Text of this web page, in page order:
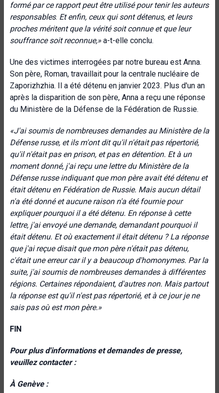
formé par ce rapport peut être utilisé pour tenir les auteurs
responsables. Et enfin, ceux qui sont détenus, et leurs
proches méritent que la vérité soit connue et que leur
souffrance soit reconnue,» a-t-elle conclu.
Une des victimes interrogées par notre bureau est Anna.
Son père, Roman, travaillait pour la centrale nucléaire de
Zaporizhzhia. Il a été détenu en janvier 2023. Plus d'un an
après la disparition de son père, Anna a reçu une réponse
du Ministère de la Défense de la Fédération de Russie.
«J'ai soumis de nombreuses demandes au Ministère de la
Défense russe, et ils m'ont dit qu'il n'était pas répertorié,
qu'il n'était pas en prison, et pas en détention. Et à un
moment donné, j'ai reçu une lettre du Ministère de la
Défense russe indiquant que mon père avait été détenu et
était détenu en Fédération de Russie. Mais aucun détail
n'a été donné et aucune raison n'a été fournie pour
expliquer pourquoi il a été détenu. En réponse à cette
lettre, j'ai envoyé une demande, demandant pourquoi il
était détenu. Et où exactement il était détenu ? La réponse
que j'ai reçue disait que mon père n'était pas détenu,
c'était une erreur car il y a beaucoup d'homonymes. Par la
suite, j'ai soumis de nombreuses demandes à différentes
régions. Certaines répondaient, d'autres non. Mais partout
la réponse est qu'il n'est pas répertorié, et à ce jour je ne
sais pas où est mon père.»
FIN
Pour plus d'informations et demandes de presse,
veuillez contacter :
À Genève :